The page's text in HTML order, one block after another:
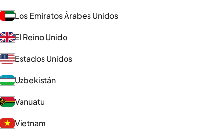
Los Emiratos Árabes Unidos
El Reino Unido
Estados Unidos
Uzbekistán
Vanuatu
Vietnam